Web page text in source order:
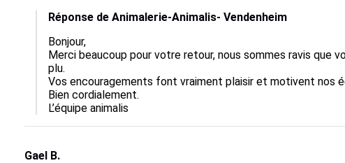
Réponse de Animalerie-Animalis- Vendenheim
Bonjour,
Merci beaucoup pour votre retour, nous sommes ravis que
plu.
Vos encouragements font vraiment plaisir et motivent nos
Bien cordialement.
L’équipe animalis
Gael B.